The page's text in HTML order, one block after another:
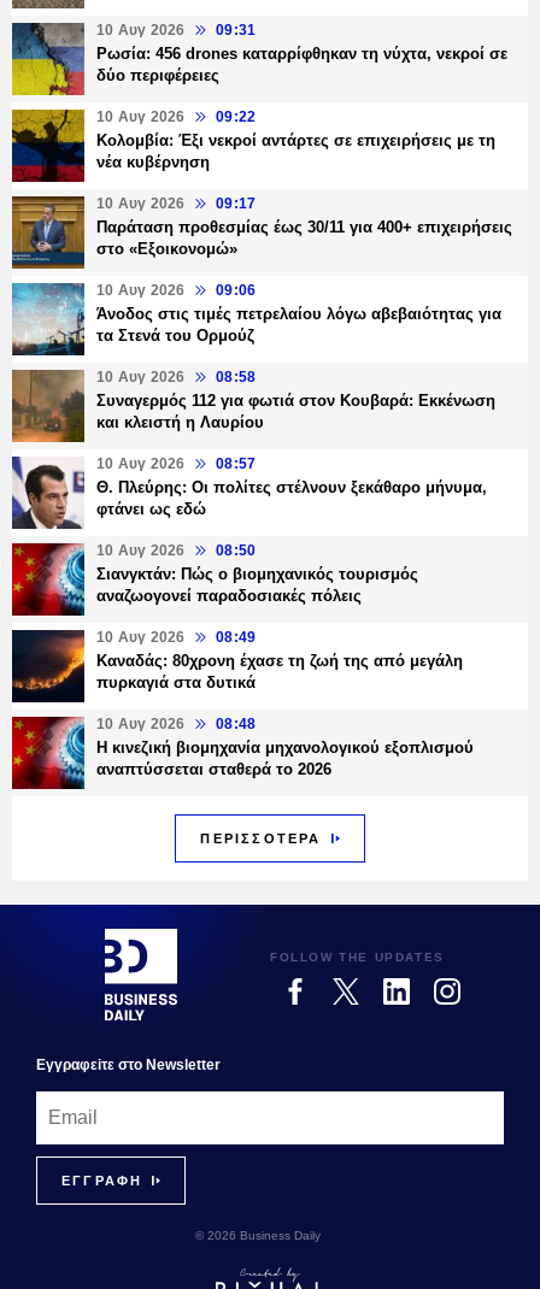
10 Αυγ 2026 09:31
Ρωσία: 456 drones καταρρίφθηκαν τη νύχτα, νεκροί σε
δύο περιφέρειες
10 Αυγ 2026 09:22
Κολομβία: Έξι νεκροί αντάρτες σε επιχειρήσεις με τη
νέα κυβέρνηση
10 Αυγ 2026 09:17
Παράταση προθεσμίας έως 30/11 για 400+ επιχειρήσεις
στο «Εξοικονομώ»
10 Αυγ 2026 09:06
Άνοδος στις τιμές πετρελαίου λόγω αβεβαιότητας για
τα Στενά του Ορμούζ
10 Αυγ 2026 08:58
Συναγερμός 112 για φωτιά στον Κουβαρά: Εκκένωση
και κλειστή η Λαυρίου
10 Αυγ 2026 08:57
Θ. Πλεύρης: Οι πολίτες στέλνουν ξεκάθαρο μήνυμα,
φτάνει ως εδώ
10 Αυγ 2026 08:50
Σιανγκτάν: Πώς ο βιομηχανικός τουρισμός
αναζωογονεί παραδοσιακές πόλεις
10 Αυγ 2026 08:49
Καναδάς: 80χρονη έχασε τη ζωή της από μεγάλη
πυρκαγιά στα δυτικά
10 Αυγ 2026 08:48
Η κινεζική βιομηχανία μηχανολογικού εξοπλισμού
αναπτύσσεται σταθερά το 2026
ΠΕΡΙΣΣΟΤΕΡΑ
FOLLOW THE UPDATES
Εγγραφεiτε στο Newsletter
© 2026 Business Daily